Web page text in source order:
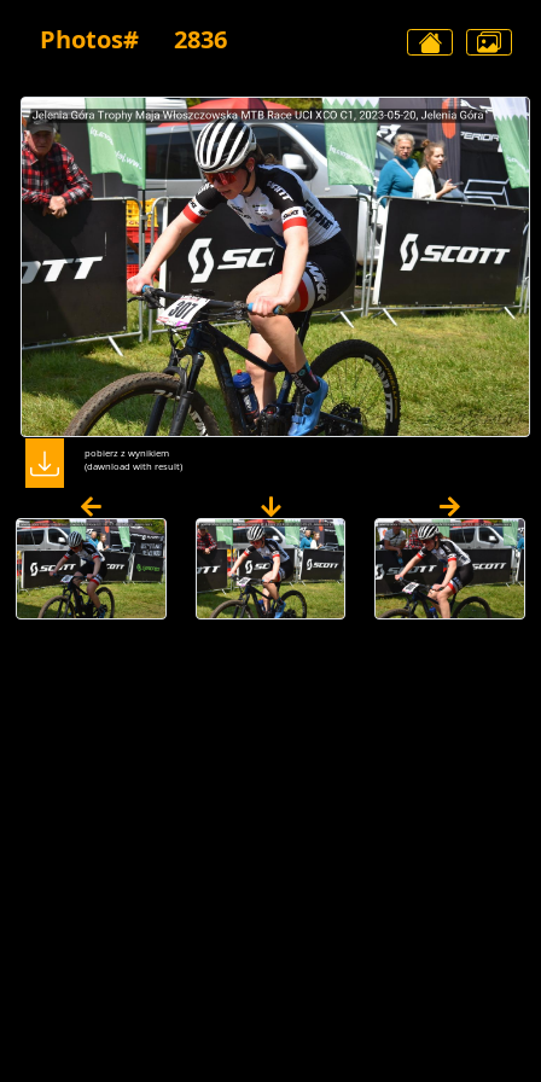
Photos# 2836
pobierz z wynikiem
(dawnload with result)